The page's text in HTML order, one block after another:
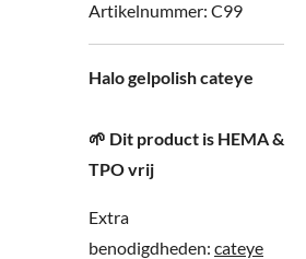
Artikelnummer: C99
Halo gelpolish cateye
🌱 Dit product is HEMA &
TPO vrij
Extra
benodigdheden: cateye